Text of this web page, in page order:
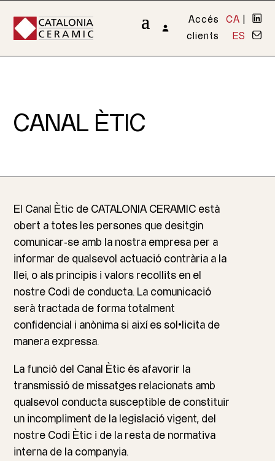
Accés
clients
CA
ES
CANAL ÈTIC
El Canal Ètic de CATALONIA CERAMIC està
obert a totes les persones que desitgin
comunicar-se amb la nostra empresa per a
informar de qualsevol actuació contrària a la
llei, o als principis i valors recollits en el
nostre Codi de conducta. La comunicació
serà tractada de forma totalment
confidencial i anònima si així es sol•licita de
manera expressa.
La funció del Canal Ètic és afavorir la
transmissió de missatges relacionats amb
qualsevol conducta susceptible de constituir
un incompliment de la legislació vigent, del
nostre Codi Ètic i de la resta de normativa
interna de la companyia.